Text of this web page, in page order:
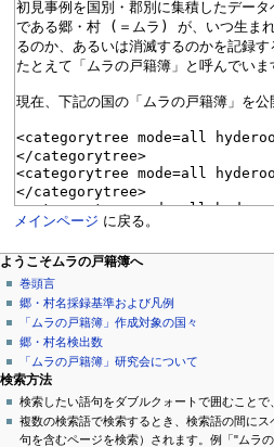
メインページ に戻る。
ナ
ビ
ゲ
ー
シ
ョ
ページ操作
メ
イ
ン
ペ
ー
ジ
議
閲
個人用ツール
ロ
グ
イ
ン
ようこそムラの戸籍簿へ
巻頭言
郷・村名採録基準および凡例
「ムラの戸籍簿」作成対象の国々
郷・村名検出数
「ムラの戸籍簿」研究会について
検索方法
検索したい語句をダブルクォートで囲むこと
複数の検索語で検索するとき、検索語の間に
句を含むページを検索）されます。例「"ムラの